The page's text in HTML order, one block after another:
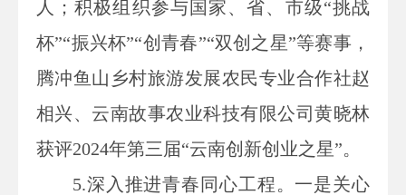
人；积极组织参与国家、省、市级“挑战
杯”“振兴杯”“创青春”“双创之星”等赛事，
腾冲鱼山乡村旅游发展农民专业合作社赵
相兴、云南故事农业科技有限公司黄晓林
获评2024年第三届“云南创新创业之星”。
5.深入推进青春同心工程。一是关心